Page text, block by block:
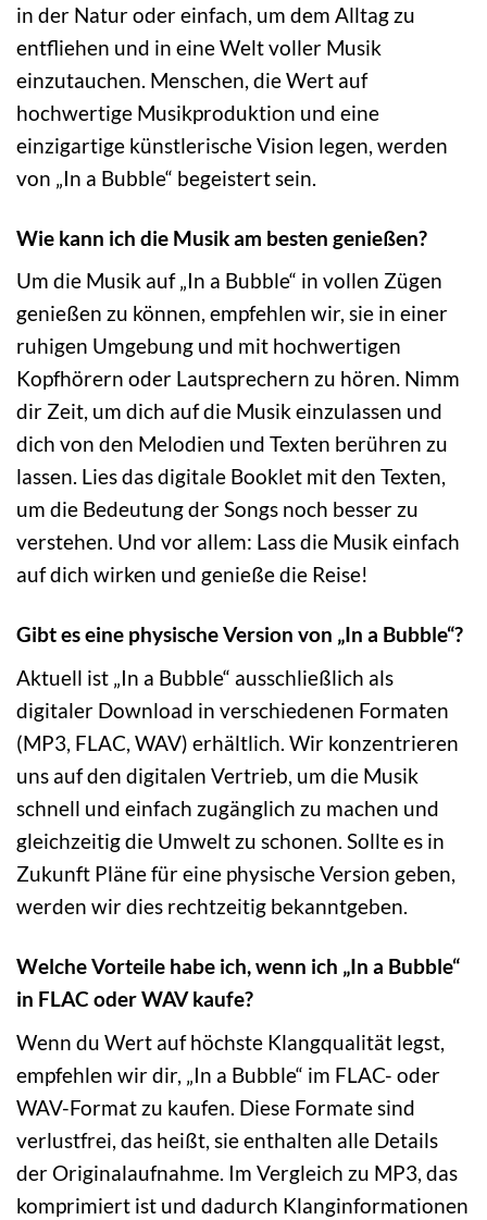
in der Natur oder einfach, um dem Alltag zu
entfliehen und in eine Welt voller Musik
einzutauchen. Menschen, die Wert auf
hochwertige Musikproduktion und eine
einzigartige künstlerische Vision legen, werden
von „In a Bubble“ begeistert sein.
Wie kann ich die Musik am besten genießen?
Um die Musik auf „In a Bubble“ in vollen Zügen
genießen zu können, empfehlen wir, sie in einer
ruhigen Umgebung und mit hochwertigen
Kopfhörern oder Lautsprechern zu hören. Nimm
dir Zeit, um dich auf die Musik einzulassen und
dich von den Melodien und Texten berühren zu
lassen. Lies das digitale Booklet mit den Texten,
um die Bedeutung der Songs noch besser zu
verstehen. Und vor allem: Lass die Musik einfach
auf dich wirken und genieße die Reise!
Gibt es eine physische Version von „In a Bubble“?
Aktuell ist „In a Bubble“ ausschließlich als
digitaler Download in verschiedenen Formaten
(MP3, FLAC, WAV) erhältlich. Wir konzentrieren
uns auf den digitalen Vertrieb, um die Musik
schnell und einfach zugänglich zu machen und
gleichzeitig die Umwelt zu schonen. Sollte es in
Zukunft Pläne für eine physische Version geben,
werden wir dies rechtzeitig bekanntgeben.
Welche Vorteile habe ich, wenn ich „In a Bubble“
in FLAC oder WAV kaufe?
Wenn du Wert auf höchste Klangqualität legst,
empfehlen wir dir, „In a Bubble“ im FLAC- oder
WAV-Format zu kaufen. Diese Formate sind
verlustfrei, das heißt, sie enthalten alle Details
der Originalaufnahme. Im Vergleich zu MP3, das
komprimiert ist und dadurch Klanginformationen